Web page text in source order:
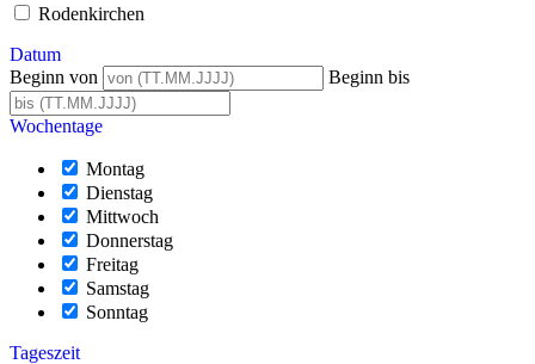
Rodenkirchen
Datum
Beginn von
Beginn bis
Wochentage
Montag
Dienstag
Mittwoch
Donnerstag
Freitag
Samstag
Sonntag
Tageszeit